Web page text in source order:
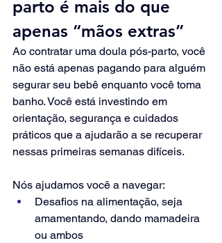
parto é mais do que
apenas “mãos extras”
Ao contratar uma doula pós-parto, você
não está apenas pagando para alguém
segurar seu bebê enquanto você toma
banho. Você está investindo em
orientação, segurança e cuidados
práticos que a ajudarão a se recuperar
nessas primeiras semanas difíceis.
Nós ajudamos você a navegar:
Desafios na alimentação, seja
amamentando, dando mamadeira
ou ambos